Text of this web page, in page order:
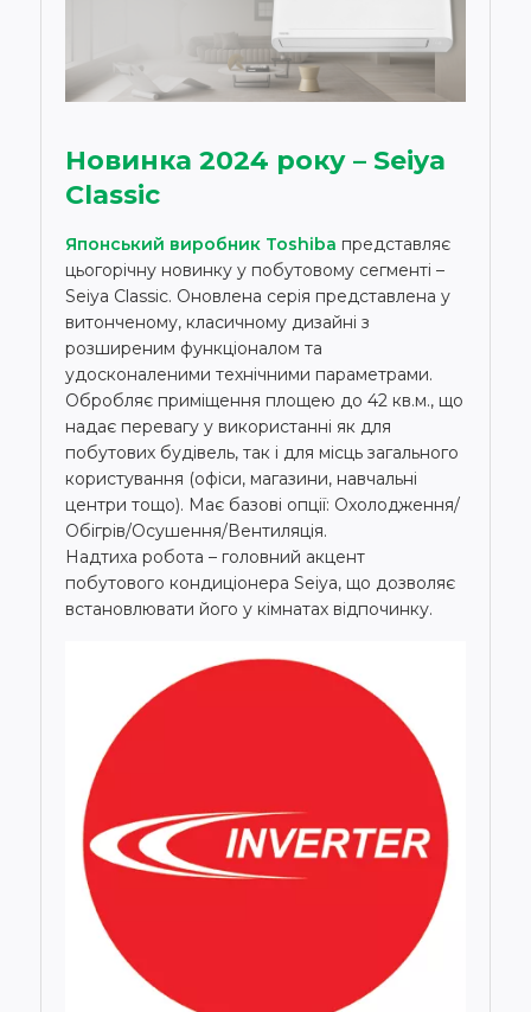
Новинка 2024 року – Seiya
Classic
Японський виробник Toshiba представляє
цьогорічну новинку у побутовому сегменті –
Seiya Classic. Оновлена серія представлена у
витонченому, класичному дизайні з
розширеним функціоналом та
удосконаленими технічними параметрами.
Обробляє приміщення площею до 42 кв.м., що
надає перевагу у використанні як для
побутових будівель, так і для місць загального
користування (офіси, магазини, навчальні
центри тощо). Має базові опції: Охолодження/
Обігрів/Осушення/Вентиляція.
Надтиха робота – головний акцент
побутового кондиціонера Seiya, що дозволяє
встановлювати його у кімнатах відпочинку.